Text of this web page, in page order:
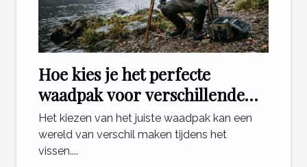
Hoe kies je het perfecte
waadpak voor verschillende
visomstandigheden?
Het kiezen van het juiste waadpak kan een
wereld van verschil maken tijdens het
vissen....